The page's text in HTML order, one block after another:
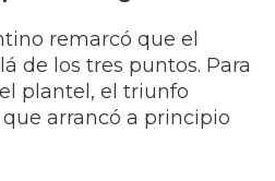
remarcó que el
de los tres puntos. Para
plantel, el triunfo
arrancó a principio